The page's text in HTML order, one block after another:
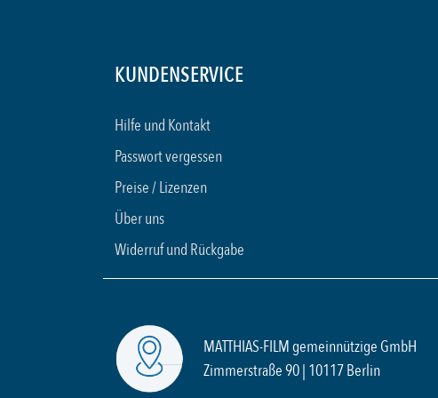
KUNDENSERVICE
Hilfe und Kontakt
Passwort vergessen
Preise / Lizenzen
Über uns
Widerruf und Rückgabe
MATTHIAS-FILM gemeinnützige GmbH
Zimmerstraße 90 | 10117 Berlin